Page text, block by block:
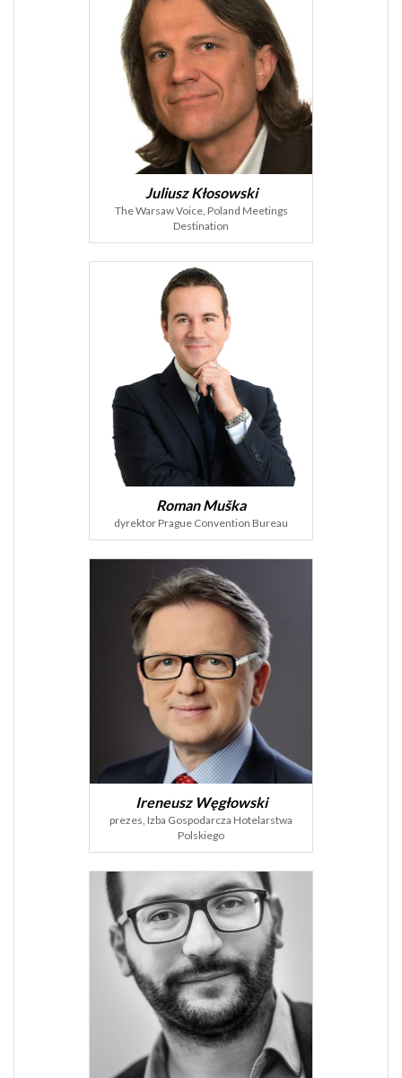
Juliusz Kłosowski
The Warsaw Voice, Poland Meetings
Destination
Roman Muška
dyrektor Prague Convention Bureau
Ireneusz Węgłowski
prezes, Izba Gospodarcza Hotelarstwa
Polskiego